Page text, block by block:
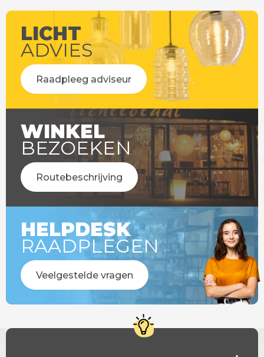
LICHT
ADVIES
Raadpleeg adviseur
WINKEL
BEZOEKEN
Routebeschrijving
HELPDESK
RAADPLEGEN
Veelgestelde vragen